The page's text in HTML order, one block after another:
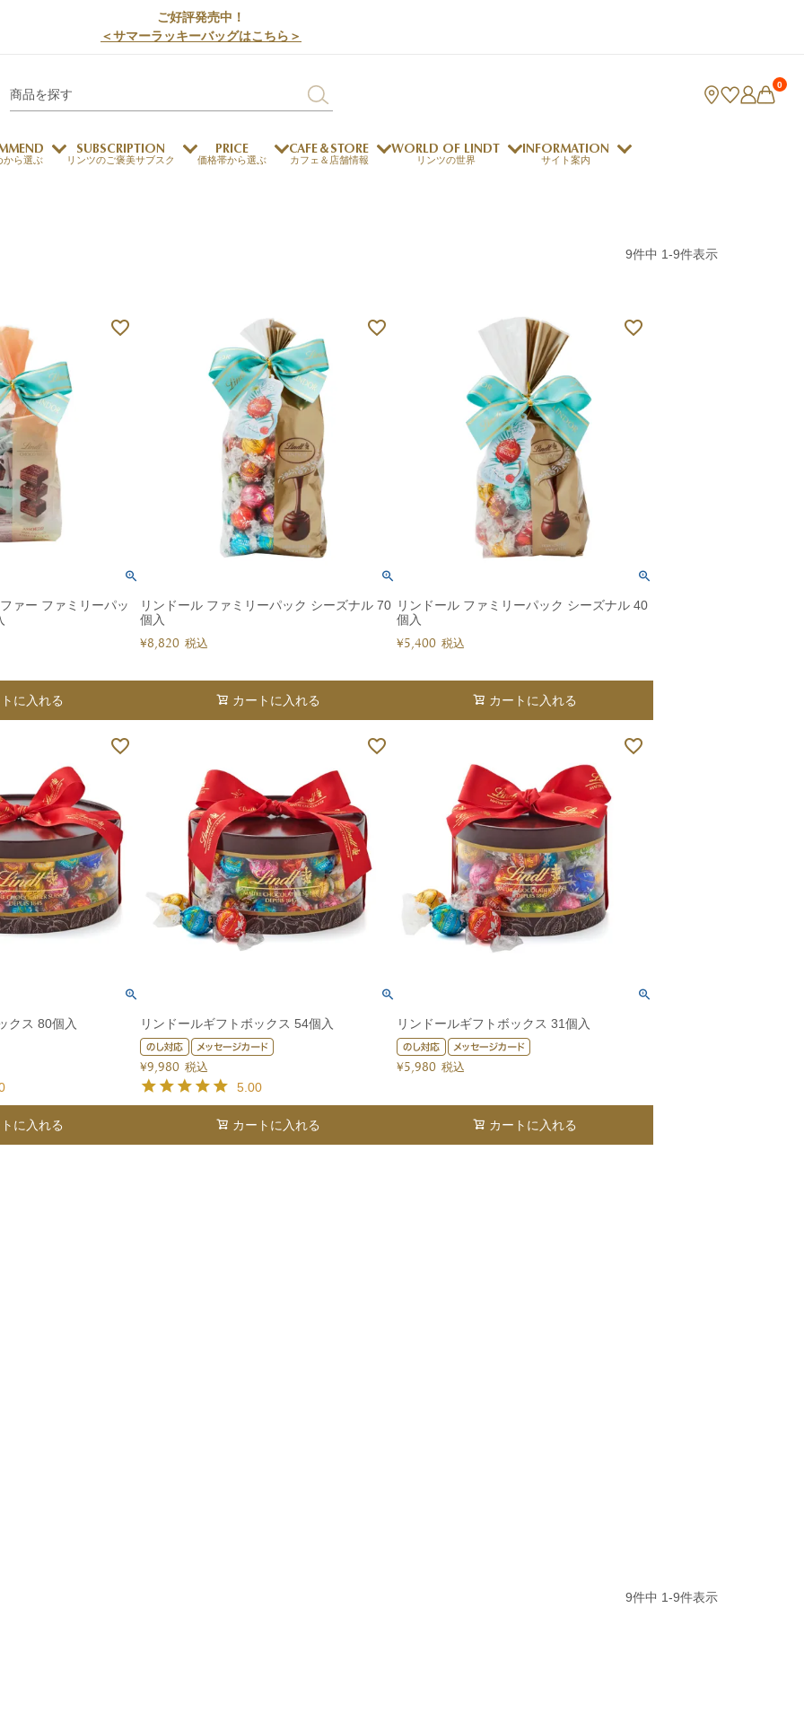
ご好評発売中！
＜サマーラッキーバッグはこちら＞
0
ェイファー エクセレンス クレマジェラータ
無料
カード対応
商品
から選ぶ
中元
SUBSCRIPTION
リンツのご褒美サブスク
PRICE
価格帯から選ぶ
CAFE＆STORE
カフェ＆店舗情報
メニュー 採用情報
WORLD OF LINDT
リンツの世界
INFORMATION
サイト案内
9件中 1-9件表示
ァー ファミリーパッ
に入れる
リンドール ファミリーパック シーズナル 70
個入
¥8,820 税込
カートに入れる
リンドール ファミリーパック シーズナル 40
個入
¥5,400 税込
カートに入れる
クス 80個入
に入れる
リンドールギフトボックス 54個入
¥9,980 税込
5.00
カートに入れる
リンドールギフトボックス 31個入
¥5,980 税込
カートに入れる
9件中 1-9件表示